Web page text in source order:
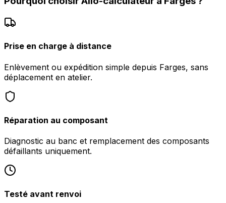
Prise en charge à distance
Enlèvement ou expédition simple depuis Farges, sans
déplacement en atelier.
Réparation au composant
Diagnostic au banc et remplacement des composants
défaillants uniquement.
Testé avant renvoi